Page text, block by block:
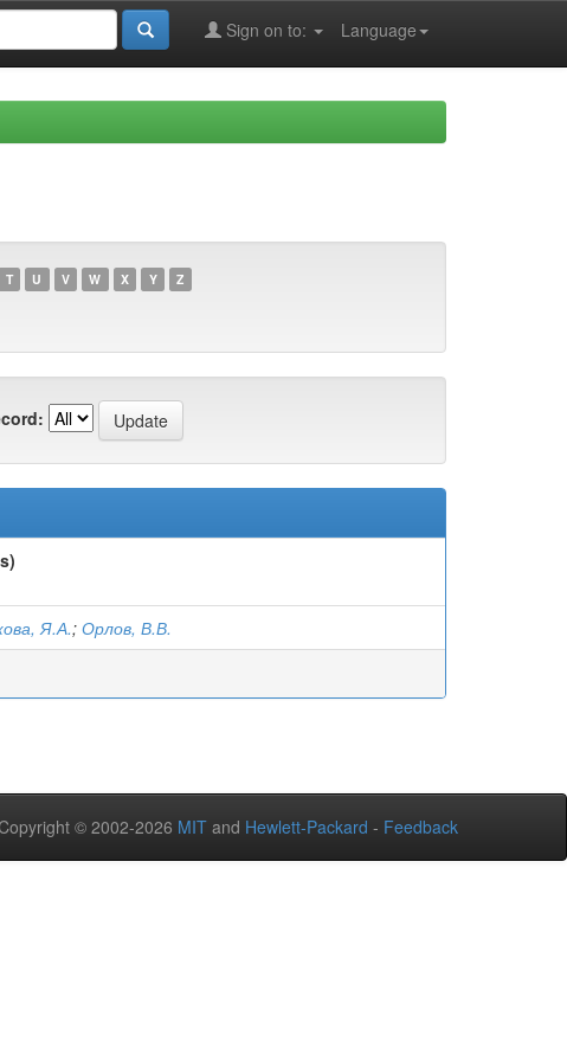
Language
Sign on to:
T U V W X Y Z
Я.А.; Орлов, В.В.
© 2002-2026 MIT and Hewlett-Packard - Feedback